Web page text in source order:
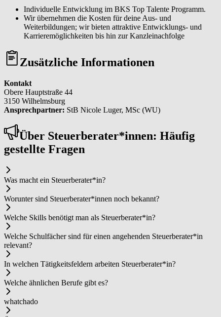
Individuelle Entwicklung im BKS Top Talente Programm.
Wir übernehmen die Kosten für deine Aus- und
Weiterbildungen; wir bieten attraktive Entwicklungs- und
Karrieremöglichkeiten bis hin zur Kanzleinachfolge
Zusätzliche Informationen
Kontakt
Obere Hauptstraße 44
3150 Wilhelmsburg
Ansprechpartner: StB Nicole Luger, MSc (WU)
Über Steu­er­be­ra­ter*in­nen: Häufig
gestellte Fragen
Was macht ein Steu­er­be­ra­ter*in?
Worunter sind Steu­er­be­ra­ter*in­nen noch bekannt?
Welche Skills benötigt man als Steu­er­be­ra­ter*in?
Welche Schulfächer sind für einen angehenden Steu­er­be­ra­ter*in
relevant?
In welchen Tätigkeitsfeldern arbeiten Steu­er­be­ra­ter*in?
Welche ähnlichen Berufe gibt es?
whatchado